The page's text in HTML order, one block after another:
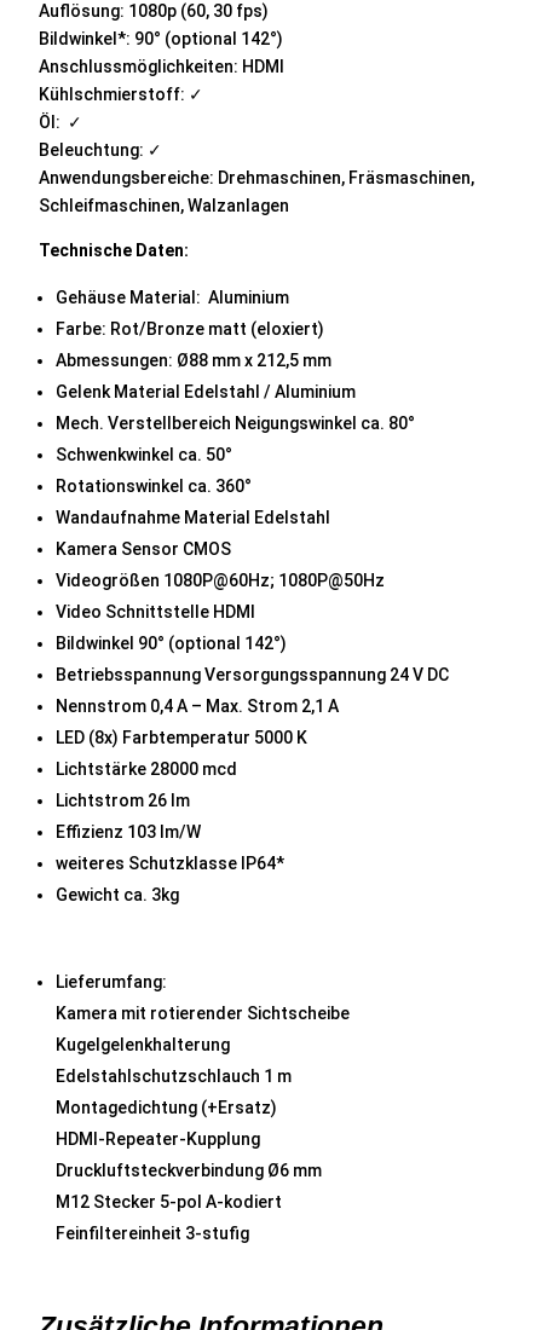
Auflösung: 1080p (60, 30 fps)
Bildwinkel*: 90° (optional 142°)
Anschlussmöglichkeiten: HDMI
Kühlschmierstoff: ✓
Öl: ✓
Beleuchtung: ✓
Anwendungsbereiche: Drehmaschinen, Fräsmaschinen,
Schleifmaschinen, Walzanlagen
Technische Daten:
Gehäuse Material: Aluminium
Farbe: Rot/Bronze matt (eloxiert)
Abmessungen: Ø88 mm x 212,5 mm
Gelenk Material Edelstahl / Aluminium
Mech. Verstellbereich Neigungswinkel ca. 80°
Schwenkwinkel ca. 50°
Rotationswinkel ca. 360°
Wandaufnahme Material Edelstahl
Kamera Sensor CMOS
Videogrößen 1080P@60Hz; 1080P@50Hz
Video Schnittstelle HDMI
Bildwinkel 90° (optional 142°)
Betriebsspannung Versorgungsspannung 24 V DC
Nennstrom 0,4 A – Max. Strom 2,1 A
LED (8x) Farbtemperatur 5000 K
Lichtstärke 28000 mcd
Lichtstrom 26 lm
Effizienz 103 lm/W
weiteres Schutzklasse IP64*
Gewicht ca. 3kg
Lieferumfang:
Kamera mit rotierender Sichtscheibe
Kugelgelenkhalterung
Edelstahlschutzschlauch 1 m
Montagedichtung (+Ersatz)
HDMI-Repeater-Kupplung
Druckluftsteckverbindung Ø6 mm
M12 Stecker 5-pol A-kodiert
Feinfiltereinheit 3-stufig